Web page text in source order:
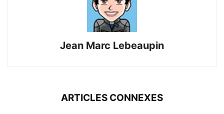
Jean Marc Lebeaupin
ARTICLES CONNEXES